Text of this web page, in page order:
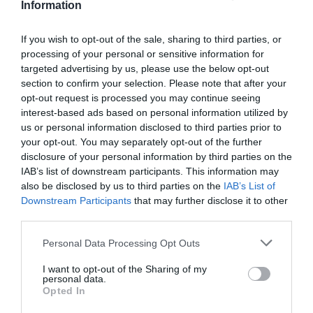
Information
If you wish to opt-out of the sale, sharing to third parties, or
processing of your personal or sensitive information for
targeted advertising by us, please use the below opt-out
section to confirm your selection. Please note that after your
opt-out request is processed you may continue seeing
interest-based ads based on personal information utilized by
us or personal information disclosed to third parties prior to
your opt-out. You may separately opt-out of the further
disclosure of your personal information by third parties on the
IAB’s list of downstream participants. This information may
also be disclosed by us to third parties on the IAB’s List of
Downstream Participants that may further disclose it to other
Please note that this website/app uses one or more Google
not limited to your visit or usage behaviour. You may click to
grant or deny consent to Google and its third-party tags to
use your data for below specified purposes in below Google
Personal Data Processing Opt Outs
I want to opt-out of the Sharing of my
personal data.
Opted In
légügyi hatóságok nem engedélyezték az azonnali
szervezett a 380 kilométerre fekvő észak-olasz
városba.